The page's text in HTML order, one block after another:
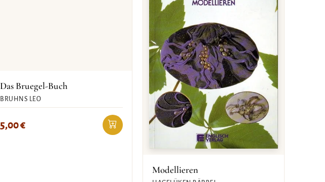
Das Bruegel-Buch
BRUHNS LEO
5,00€
Modellieren